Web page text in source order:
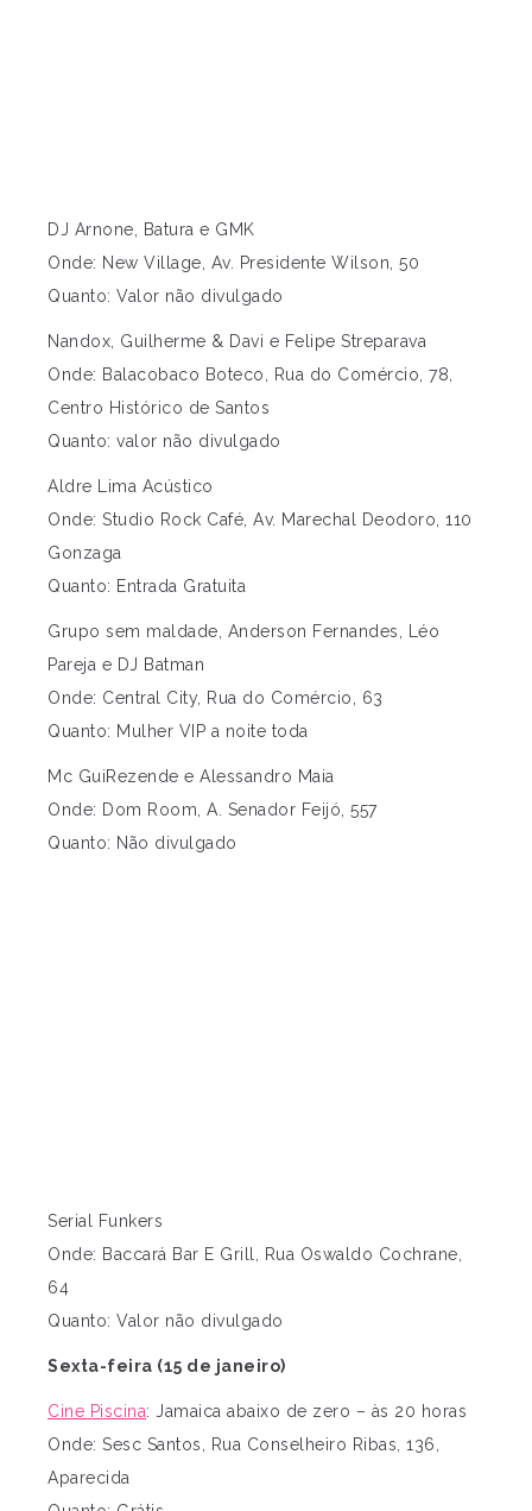
DJ Arnone, Batura e GMK
Onde: New Village, Av. Presidente Wilson, 50
Quanto: Valor não divulgado
Nandox, Guilherme & Davi e Felipe Streparava
Onde: Balacobaco Boteco, Rua do Comércio, 78,
Centro Histórico de Santos
Quanto: valor não divulgado
Aldre Lima Acústico
Onde: Studio Rock Café, Av. Marechal Deodoro, 110
Gonzaga
Quanto: Entrada Gratuita
Grupo sem maldade, Anderson Fernandes, Léo
Pareja e DJ Batman
Onde: Central City, Rua do Comércio, 63
Quanto: Mulher VIP a noite toda
Mc GuiRezende e Alessandro Maia
Onde: Dom Room, A. Senador Feijó, 557
Quanto: Não divulgado
Serial Funkers
Onde: Baccará Bar E Grill, Rua Oswaldo Cochrane,
64
Quanto: Valor não divulgado
Sexta-feira (15 de janeiro)
Cine Piscina: Jamaica abaixo de zero – às 20 horas
Onde: Sesc Santos, Rua Conselheiro Ribas, 136,
Aparecida